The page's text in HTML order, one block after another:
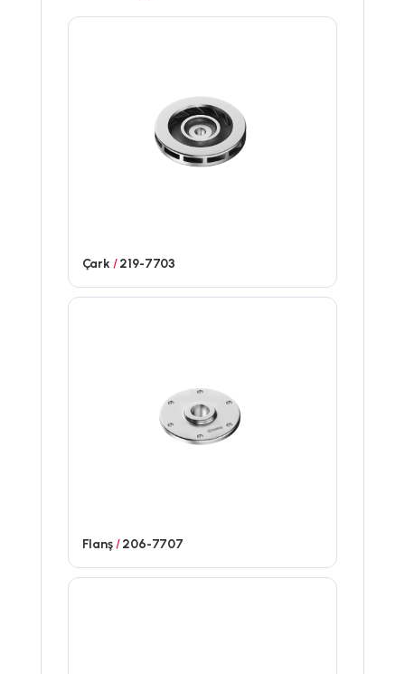
Çark /219-7703
Flanş/206-7707